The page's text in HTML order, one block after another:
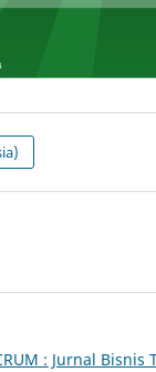
: Jurnal Bisnis